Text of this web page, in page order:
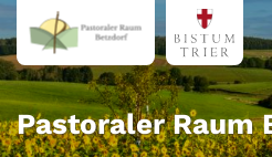
Zum Inhalt springen
Pastoraler Raum